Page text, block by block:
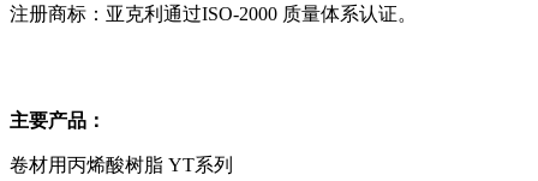
注册商标：亚克利通过ISO-2000 质量体系认证。
主要产品：
卷材用丙烯酸树脂 YT系列